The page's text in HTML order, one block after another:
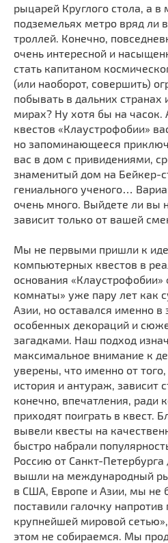
рыцарей Круглого стола, а
подземельях метро вряд ли
троллей. Конечно,
очень интересной и
стать капитаном
(или наоборот, совершить)
побывать в дальних странах
мирах? Ну хотя бы на часок.
квестов «Клаустрофобии»
но запоминающееся
вас в дом с привидениями,
знаменитый дом на Бейкер-
гениального ученого…
очень много. Выйдете ли вы
зависит только от вашей
Мы не первыми пришли к
компьютерных квестов в
основания
комнаты» уже пару лет как
Азии, но оставался именно в
особенных декораций и
загадками. Наш подход
максимальное внимание к
уверены, что именно от
история и антураж, зависит
конечно, впечатления, ради
приходят поиграть в квест.
вывели квесты на
быстро набрали
Россию от Санкт-Петербурга
вышли на международный
в США, Европе и Азии, мы не
поставили галочку напротив
крупнейшей мировой
этом не собираемся. Мы